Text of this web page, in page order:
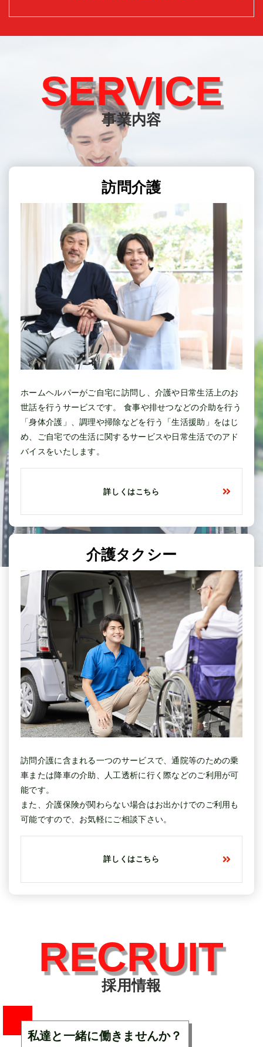
事業内容
SERVICE
訪問介護
ホームヘルパーがご自宅に訪問し、介護や日常生活上のお
世話を行うサービスです。 食事や排せつなどの介助を行う
「身体介護」、調理や掃除などを行う「生活援助」をはじ
め、ご自宅での生活に関するサービスや日常生活でのアド
バイスをいたします。
詳しくはこちら
介護タクシー
訪問介護に含まれる一つのサービスで、通院等のための乗
車または降車の介助、人工透析に行く際などのご利用が可
能です。
また、介護保険が関わらない場合はお出かけでのご利用も
可能ですので、お気軽にご相談下さい。
詳しくはこちら
採用情報
RECRUIT
私達と一緒に働きませんか？